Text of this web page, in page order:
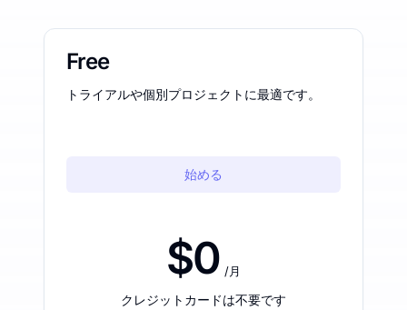
Free
トライアルや個別プロジェクトに最適です。
始める
$0 /月
クレジットカードは不要です